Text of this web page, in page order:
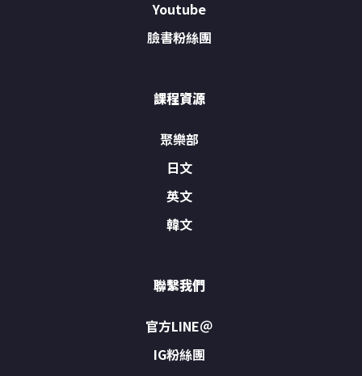
Youtube
臉書粉絲團
課程資源
聚樂部
日文
英文
韓文
聯繫我們
官方LINE＠
IG粉絲團